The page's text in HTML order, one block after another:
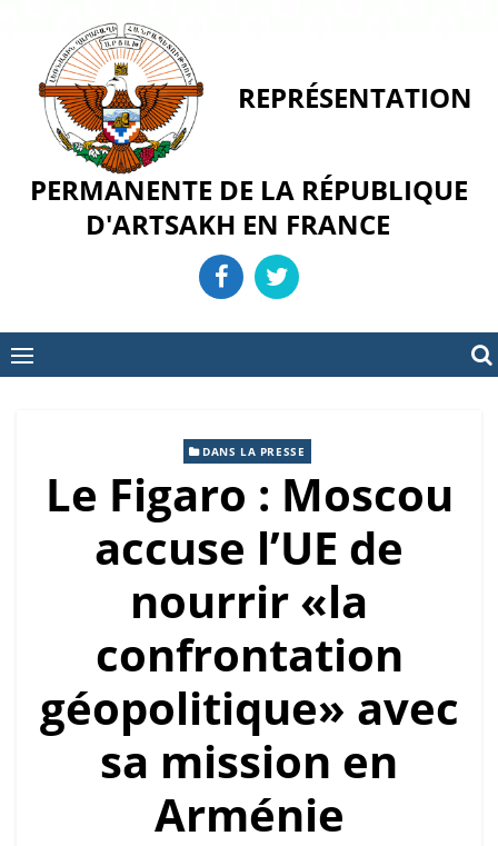
content
REPRÉSENTATION
PERMANENTE DE LA RÉPUBLIQUE
D'ARTSAKH EN FRANCE
DANS LA PRESSE
Le Figaro : Moscou
accuse l’UE de
nourrir «la
confrontation
géopolitique» avec
sa mission en
Arménie